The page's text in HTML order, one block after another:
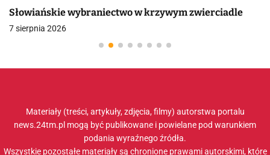
Słowiańskie wybraniectwo w krzywym zwierciadle
7 sierpnia 2026
Materiały (treści, artykuły, zdjęcia, filmy) autorstwa portalu
news.24tm.pl mogą być publikowane i powielane pod warunkiem
podania wyraźnego źródła.
Wszystkie pozostałe materiały są chronione prawami autorskimi, które